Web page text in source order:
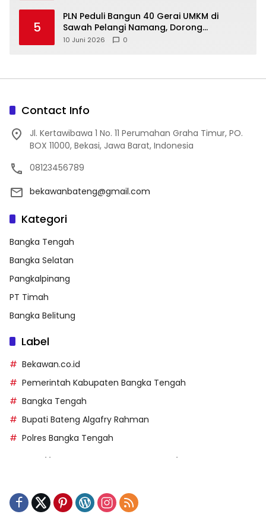
5
‎PLN Peduli Bangun 40 Gerai UMKM di
Sawah Pelangi Namang, Dorong
10 Juni 2026 0
Contact Info
Jl. Kertawibawa 1 No. 11 Perumahan Graha Timur, PO.
BOX 11000, Bekasi, Jawa Barat, Indonesia
08123456789
bekawanbateng@gmail.com
Kategori
Bangka Tengah
Bangka Selatan
Pangkalpinang
PT Timah
Bangka Belitung
Label
Bekawan.co.id
Pemerintah Kabupaten Bangka Tengah
Bangka Tengah
Bupati Bateng Algafry Rahman
Polres Bangka Tengah
https://kecsitim.sitarokab.go.id/